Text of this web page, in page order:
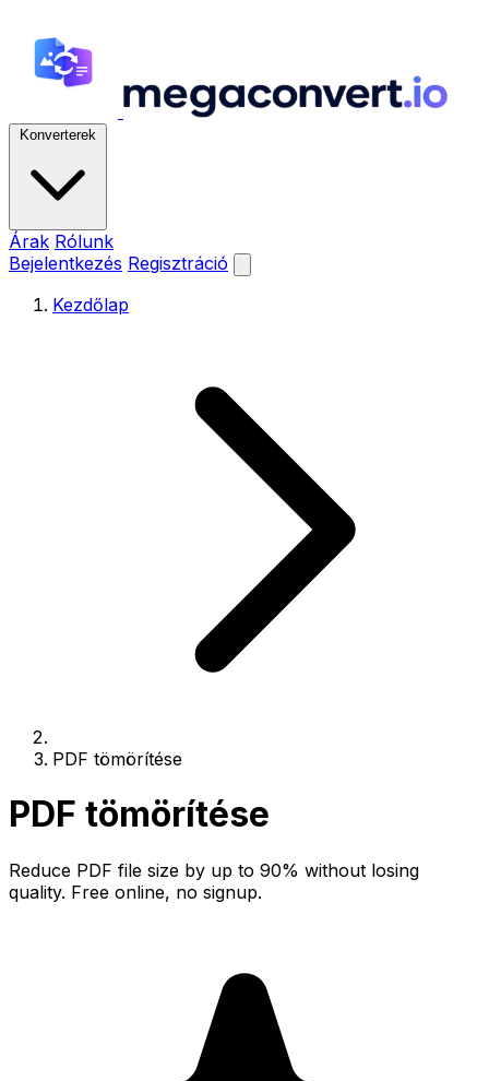
Konverterek
Árak Rólunk
Bejelentkezés Regisztráció
Kezdőlap
PDF tömörítése
PDF tömörítése
Reduce PDF file size by up to 90% without losing
quality. Free online, no signup.